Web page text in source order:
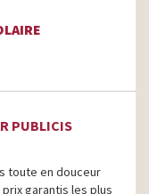
PUBLICIS
toute en douceur
garantis les plus